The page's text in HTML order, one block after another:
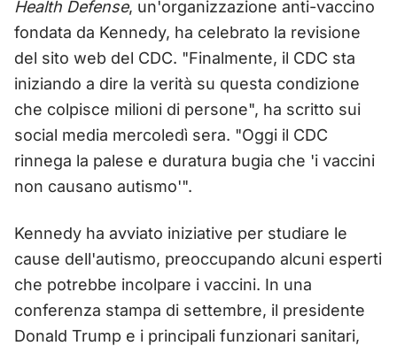
Health Defense, un'organizzazione anti-vaccino
fondata da Kennedy, ha celebrato la revisione
del sito web del CDC. "Finalmente, il CDC sta
iniziando a dire la verità su questa condizione
che colpisce milioni di persone", ha scritto sui
social media mercoledì sera. "Oggi il CDC
rinnega la palese e duratura bugia che 'i vaccini
non causano autismo'".
Kennedy ha avviato iniziative per studiare le
cause dell'autismo, preoccupando alcuni esperti
che potrebbe incolpare i vaccini. In una
conferenza stampa di settembre, il presidente
Donald Trump e i principali funzionari sanitari,